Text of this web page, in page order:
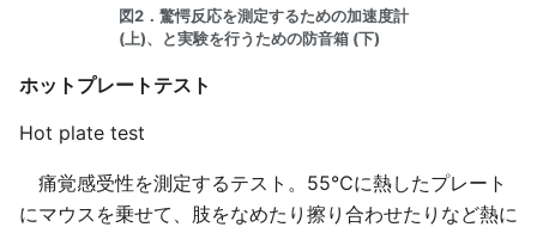
図2．驚愕反応を測定するための加速度計
(上)、と実験を行うための防音箱 (下)
ホットプレートテスト
Hot plate test
痛覚感受性を測定するテスト。55℃に熱したプレート
にマウスを乗せて、肢をなめたり擦り合わせたりなど熱に